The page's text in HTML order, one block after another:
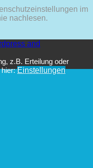
im
nachlesen.
z.B. Erteilung oder
hier:Einstellungen